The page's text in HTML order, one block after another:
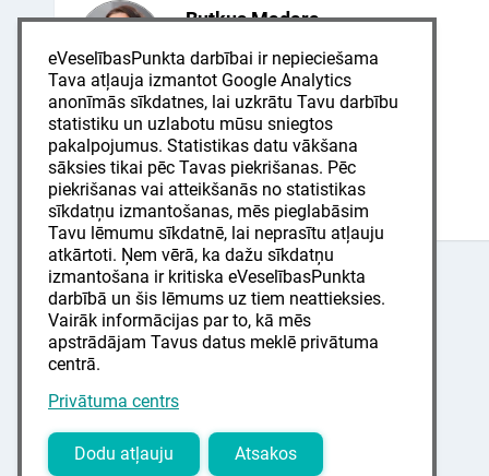
Butkus Madara
fizioterapeits
LV EN RU
Pļavnieki, VCA veselības klīnika
Andreja Saharova iela 16, Rīga
Pieņem pacientus no 3 gadu vecuma.
eVeselībasPunkta darbībai ir nepieciešama
Tava atļauja izmantot Google Analytics
anonīmās sīkdatnes, lai uzkrātu Tavu darbību
statistiku un uzlabotu mūsu sniegtos
pakalpojumus. Statistikas datu vākšana
sāksies tikai pēc Tavas piekrišanas. Pēc
piekrišanas vai atteikšanās no statistikas
sīkdatņu izmantošanas, mēs pieglabāsim
Tavu lēmumu sīkdatnē, lai neprasītu atļauju
atkārtoti. Ņem vērā, ka dažu sīkdatņu
izmantošana ir kritiska eVeselībasPunkta
darbībā un šis lēmums uz tiem neattieksies.
Vairāk informācijas par to, kā mēs
apstrādājam Tavus datus meklē privātuma
centrā.
Privātuma centrs
Dodu atļauju Atsakos